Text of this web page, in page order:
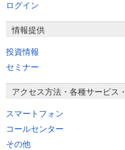
ログイン
情報提供
投資情報
セミナー
アクセス方法・各種サービス
スマートフォン
コールセンター
その他